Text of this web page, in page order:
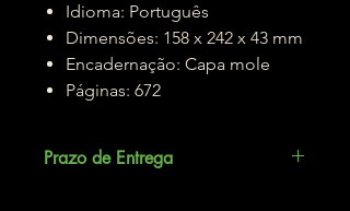
Idioma: Português
Dimensões: 158 x 242 x 43 mm
Encadernação: Capa mole
Páginas: 672
Prazo de Entrega